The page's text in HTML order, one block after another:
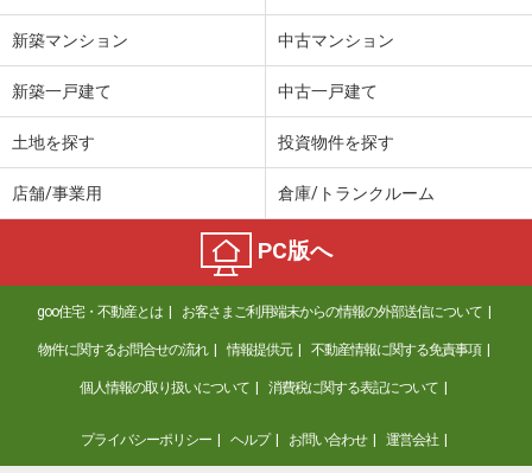
新築マンション 中古マンション
新築一戸建て 中古一戸建て
土地を探す 投資物件を探す
店舗/事業用 倉庫/トランクルーム
PC版へ
goo住宅・不動産とは お客さまご利用端末からの情報の外部送信について
物件に関するお問合せの流れ 情報提供元 不動産情報に関する免責事項
個人情報の取り扱いについて 消費税に関する表記について
プライバシーポリシー ヘルプ お問い合わせ 運営会社